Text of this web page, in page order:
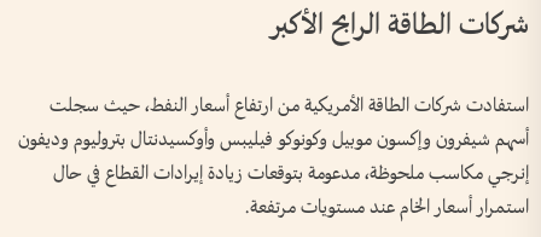
شركات الطاقة الرابح الأكبر
استفادت شركات الطاقة الأمريكية من ارتفاع أسعار النفط، حيث سجلت
أسهم شيفرون وإكسون موبيل وكونوكو فيليبس وأوكسيدنتال بتروليوم وديفون
إنرجي مكاسب ملحوظة، مدعومة بتوقعات زيادة إيرادات القطاع في حال
استمرار أسعار الخام عند مستويات مرتفعة.